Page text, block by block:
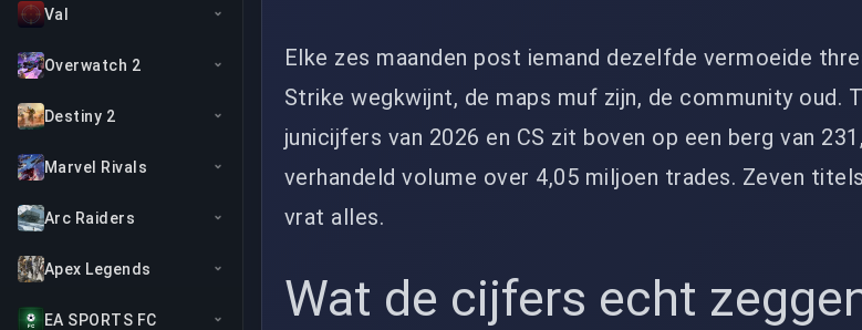
Val
Overwatch 2
Destiny 2
Marvel Rivals
Arc Raiders
Apex Legends
EA SPORTS FC
Elke zes maanden post iemand dezelfde vermoeide
Strike wegkwijnt, de maps muf zijn, de community oud.
junicijfers van 2026 en CS zit boven op een berg van
verhandeld volume over 4,05 miljoen trades. Zeven
vrat alles.
Wat de cijfers echt